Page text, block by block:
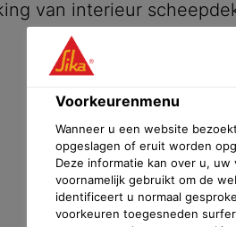
van interieur
Voorkeurenmenu
Wanneer u een website
opgeslagen of eruit worden
Deze informatie kan over u,
voornamelijk gebruikt om de
identificeert u normaal
voorkeuren toegesneden